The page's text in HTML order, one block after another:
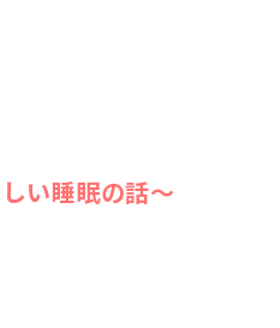
い睡眠の話〜